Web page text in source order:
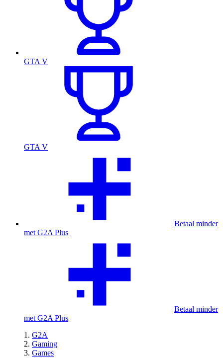
GTA V
GTA V
Betaal minder
met G2A Plus
Betaal minder
met G2A Plus
G2A
Gaming
Games